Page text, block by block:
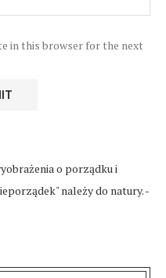
in this browser for the next
o porządku i
należy do natury. -